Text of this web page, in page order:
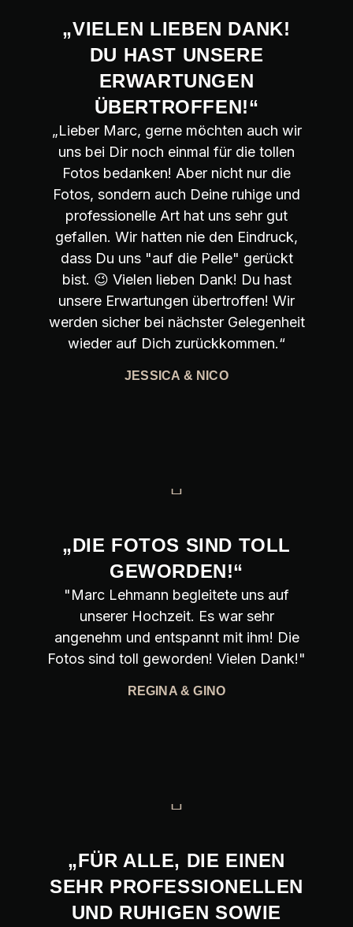
„VIELEN LIEBEN DANK!
DU HAST UNSERE
ERWARTUNGEN
ÜBERTROFFEN!“
„Lieber Marc, gerne möchten auch wir
uns bei Dir noch einmal für die tollen
Fotos bedanken! Aber nicht nur die
Fotos, sondern auch Deine ruhige und
professionelle Art hat uns sehr gut
gefallen. Wir hatten nie den Eindruck,
dass Du uns "auf die Pelle" gerückt
bist. 😉 Vielen lieben Dank! Du hast
unsere Erwartungen übertroffen! Wir
werden sicher bei nächster Gelegenheit
wieder auf Dich zurückkommen.“
JESSICA & NICO
„DIE FOTOS SIND TOLL
GEWORDEN!“
"Marc Lehmann begleitete uns auf
unserer Hochzeit. Es war sehr
angenehm und entspannt mit ihm! Die
Fotos sind toll geworden! Vielen Dank!"
REGINA & GINO
„FÜR ALLE, DIE EINEN
SEHR PROFESSIONELLEN
UND RUHIGEN SOWIE